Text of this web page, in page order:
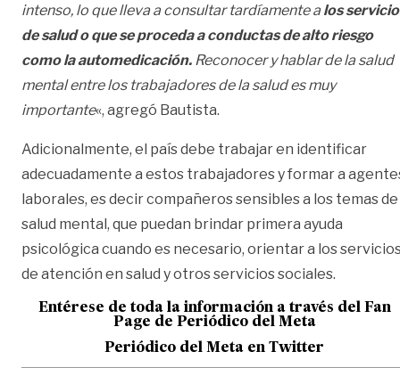
intenso, lo que lleva a consultar tardíamente alos
de salud o que se proceda a conductas de alto riesgo
como la automedicación. Reconocer y hablar de la salud
mental entre los trabajadores de la salud es muy
importante«, agregó Bautista.
Adicionalmente, el país debe trabajar en identificar
adecuadamente a estos trabajadores y formar a
laborales, es decir compañeros sensibles a los temas de
salud mental, que puedan brindar primera ayuda
psicológica cuando es necesario, orientar a los
de atención en salud y otros servicios sociales.
Entérese de toda la información a través del Fan
Page de Periódico del Meta
Periódico del Meta en Twitter